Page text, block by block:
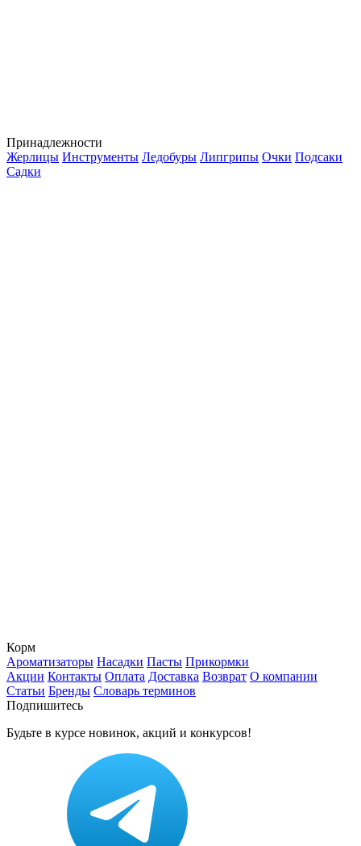
Принадлежности
Жерлицы Инструменты Ледобуры Липгрипы Очки Подсаки
Садки
Корм
Ароматизаторы Насадки Пасты Прикормки
Акции Контакты Оплата Доставка Возврат О компании
Статьи Бренды Словарь терминов
Подпишитесь
Будьте в курсе новинок, акций и конкурсов!